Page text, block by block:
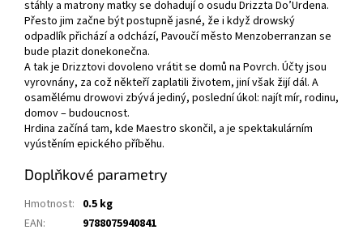
stáhly a matrony matky se dohadují o osudu Drizzta Do’Urdena.
Přesto jim začne být postupně jasné, že i když drowský
odpadlík přichází a odchází, Pavoučí město Menzoberranzan se
bude plazit donekonečna.
A tak je Drizztovi dovoleno vrátit se domů na Povrch. Účty jsou
vyrovnány, za což někteří zaplatili životem, jiní však žijí dál. A
osamělému drowovi zbývá jediný, poslední úkol: najít mír, rodinu,
domov – budoucnost.
Hrdina začíná tam, kde Maestro skončil, a je spektakulárním
vyústěním epického příběhu.
Doplňkové parametry
Hmotnost: 0.5 kg
EAN:
9788075940841